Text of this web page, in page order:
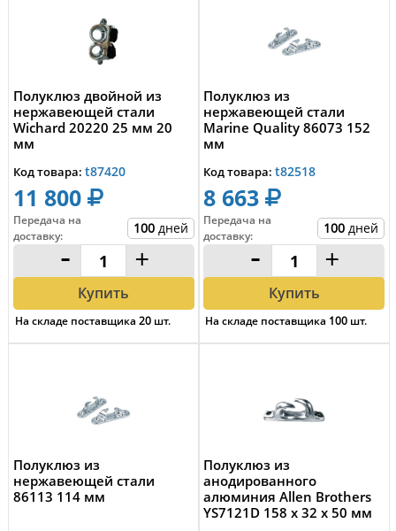
Полуклюз двойной из
нержавеющей стали
Wichard 20220 25 мм 20
мм
Код товара: t87420
11 800
Передача на
доставку: 100 дней
- +
Купить
На складе поставщика 20 шт.
Полуклюз из
нержавеющей стали
Marine Quality 86073 152
мм
Код товара: t82518
8 663
Передача на
доставку: 100 дней
- +
Купить
На складе поставщика 100 шт.
Полуклюз из
нержавеющей стали
86113 114 мм
Полуклюз из
анодированного
алюминия Allen Brothers
YS7121D 158 x 32 x 50 мм